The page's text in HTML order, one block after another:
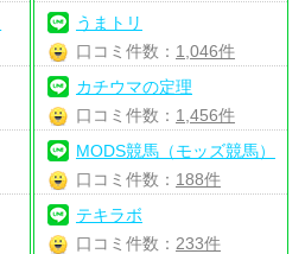
うまトリ
口コミ件数： 1,046件
カチウマの定理
口コミ件数： 1,456件
MODS競馬（モッズ競馬）
口コミ件数： 188件
テキラボ
口コミ件数： 233件